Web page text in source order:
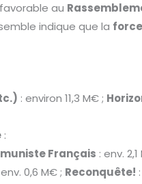
au
indique que la
: environ 11,3 M€ ;
:
Français : env.
0,6 M€ ; Reconquête!